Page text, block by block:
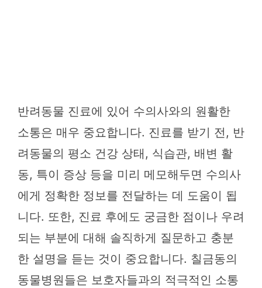
반려동물 진료에 있어 수의사와의 원활한
소통은 매우 중요합니다. 진료를 받기 전, 반
려동물의 평소 건강 상태, 식습관, 배변 활
동, 특이 증상 등을 미리 메모해두면 수의사
에게 정확한 정보를 전달하는 데 도움이 됩
니다. 또한, 진료 후에도 궁금한 점이나 우려
되는 부분에 대해 솔직하게 질문하고 충분
한 설명을 듣는 것이 중요합니다. 칠금동의
동물병원들은 보호자들과의 적극적인 소통